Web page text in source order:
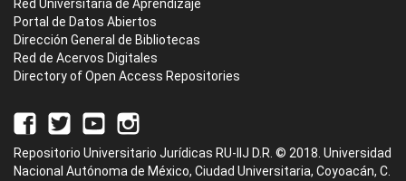
Red Universitaria de Aprendizaje
Portal de Datos Abiertos
Dirección General de Bibliotecas
Red de Acervos Digitales
Directory of Open Access Repositories
Repositorio Universitario Jurídicas RU-IIJ D.R. © 2018. Universidad
Nacional Autónoma de México, Ciudad Universitaria, Coyoacán, C.